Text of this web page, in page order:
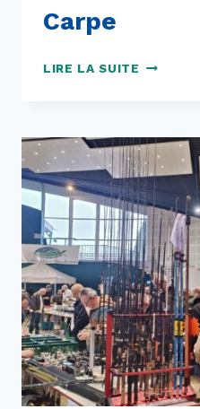
Carpe
LIRE LA SUITE LES
CARPE